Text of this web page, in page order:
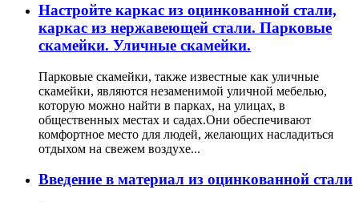
Настройте каркас из оцинкованной стали,
каркас из нержавеющей стали. Парковые
скамейки. Уличные скамейки.
Парковые скамейки, также известные как уличные
скамейки, являются незаменимой уличной мебелью,
которую можно найти в парках, на улицах, в
общественных местах и ​​садах.Они обеспечивают
комфортное место для людей, желающих насладиться
отдыхом на свежем воздухе...
Введение в материал из оцинкованной стали